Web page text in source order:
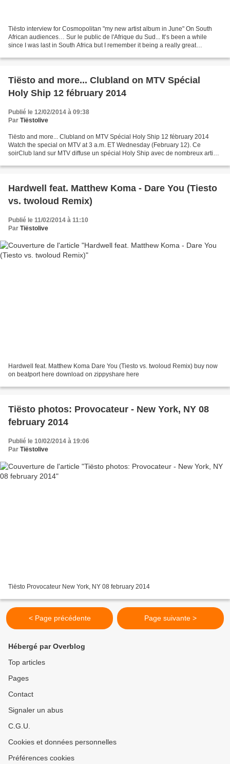
Tiësto interview for Cosmopolitan "my new artist album in June" On South
African audiences… Sur le public de l'Afrique du Sud... It’s been a while
since I was last in South Africa but I remember it being a really great
Tiësto and more... Clubland on MTV Spécial
Holy Ship 12 fébruary 2014
Publié le 12/02/2014 à 09:38
Par Tiëstolive
Tiësto and more... Clubland on MTV Spécial Holy Ship 12 fébruary 2014
Watch the special on MTV at 3 a.m. ET Wednesday (February 12). Ce
soirClub land sur MTV diffuse un spécial Holy Ship avec de nombreux artiste
Hardwell feat. Matthew Koma - Dare You (Tiesto
vs. twoloud Remix)
Publié le 11/02/2014 à 11:10
Par Tiëstolive
Hardwell feat. Matthew Koma Dare You (Tiesto vs. twoloud Remix) buy now
on beatport here download on zippyshare here
Tiësto photos: Provocateur - New York, NY 08
february 2014
Publié le 10/02/2014 à 19:06
Par Tiëstolive
Tiësto Provocateur New York, NY 08 february 2014
< Page précédente Page suivante >
Hébergé par Overblog
Top articles
Pages
Contact
Signaler un abus
C.G.U.
Cookies et données personnelles
Préférences cookies